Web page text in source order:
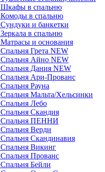
Шкафы в спальню
Комоды в спальню
Сундуки и банкетки
Зеркала в спальню
Матрасы и основания
Спальня Грета NEW
Спальня Айно NEW
Спальня Дания NEW
Спальня Ари-Прованс
Спальня Рауна
Спальня Мальта/Хельсинки
Спальня Лебо
Спальня Скандия
Спальня ПЕННИ
Спальня Верди
Спальня Скандинавия
Спальня Викинг
Спальня Прованс
Спальня Бейли